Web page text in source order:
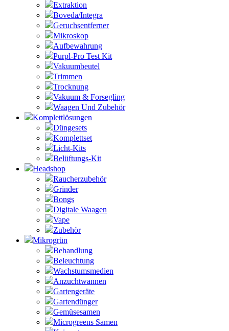
Extraktion
Boveda/Integra
Geruchsentferner
Mikroskop
Aufbewahrung
Purpl-Pro Test Kit
Vakuumbeutel
Trimmen
Trocknung
Vakuum & Forsegling
Waagen Und Zubehör
Komplettlösungen
Düngesets
Komplettset
Licht-Kits
Belüftungs-Kit
Headshop
Raucherzubehör
Grinder
Bongs
Digitale Waagen
Vape
Zubehör
Mikrogrün
Behandlung
Beleuchtung
Wachstumsmedien
Anzuchtwannen
Gartengeräte
Gartendünger
Gemüsesamen
Microgreens Samen